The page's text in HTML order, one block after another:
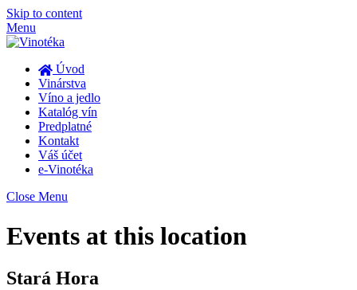
Skip to content
Menu
Úvod
Vinárstva
Víno a jedlo
Katalóg vín
Predplatné
Kontakt
Váš účet
e-Vinotéka
Close Menu
Events at this location
Stará Hora